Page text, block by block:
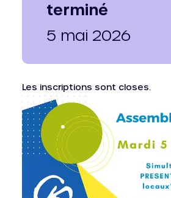
terminé
5 mai 2026
Les inscriptions sont closes.